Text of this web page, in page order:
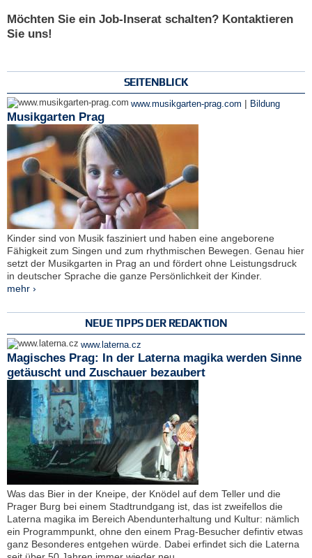
Möchten Sie ein Job-Inserat schalten? Kontaktieren
Sie uns!
SEITENBLICK
www.musikgarten-prag.com | Bildung
Musikgarten Prag
Kinder sind von Musik fasziniert und haben eine angeborene
Fähigkeit zum Singen und zum rhythmischen Bewegen. Genau hier
setzt der Musikgarten in Prag an und fördert ohne Leistungsdruck
in deutscher Sprache die ganze Persönlichkeit der Kinder.
mehr ›
NEUE TIPPS DER REDAKTION
www.laterna.cz
Magisches Prag: In der Laterna magika werden Sinne
getäuscht und Zuschauer bezaubert
Was das Bier in der Kneipe, der Knödel auf dem Teller und die
Prager Burg bei einem Stadtrundgang ist, das ist zweifellos die
Laterna magika im Bereich Abendunterhaltung und Kultur: nämlich
ein Programmpunkt, ohne den einem Prag-Besucher defintiv etwas
ganz Besonderes entgehen würde. Dabei erfindet sich die Laterna